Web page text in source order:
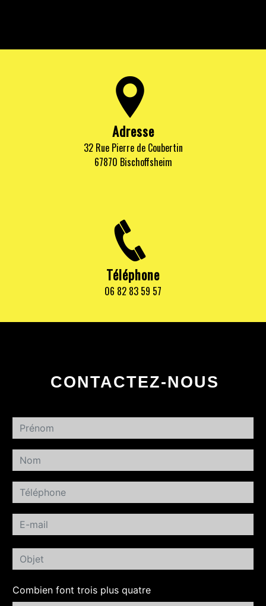
Adresse
32 Rue Pierre de Coubertin
67870 Bischoffsheim
Téléphone
06 82 83 59 57
CONTACTEZ-NOUS
Combien font trois plus quatre